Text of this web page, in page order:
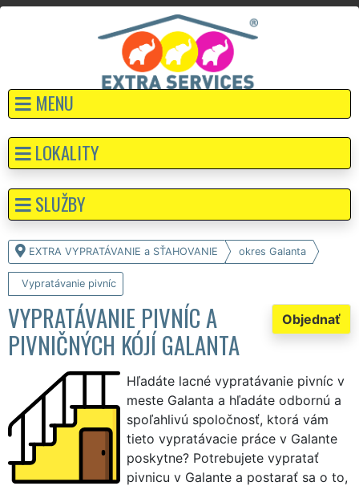
MENU
EXTRA VYPRATÁVANIE a SŤAHOVANIE okres Galanta
Vypratávanie pivníc
Objednať
VYPRATÁVANIE PIVNÍC A
PIVNIČNÝCH KÓJÍ GALANTA
Hľadáte lacné vypratávanie pivníc v
meste Galanta a hľadáte odbornú a
spoľahlivú spoločnosť, ktorá vám
tieto vypratávacie práce v Galante
poskytne? Potrebujete vypratať
pivnicu v Galante a postarať sa o to,
LOKALITY
SLUŽBY